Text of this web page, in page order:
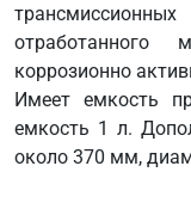
коррозионно
Имеет емкость
емкость 1 л.
около 370 мм,